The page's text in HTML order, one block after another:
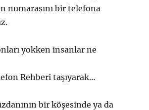
numarasını bir telefona
yokken insanlar ne
Rehberi taşıyarak…
bir köşesinde ya da